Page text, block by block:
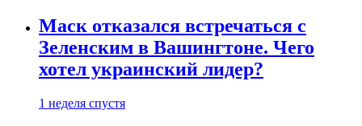
Маск отказался встречаться с
Зеленским в Вашингтоне. Чего
хотел украинский лидер?
1 неделя спустя